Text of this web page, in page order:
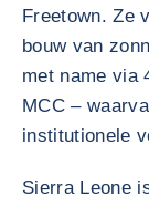
Freetown. Ze
bouw van
met name via
MCC –
institutionele
Sierra Leone